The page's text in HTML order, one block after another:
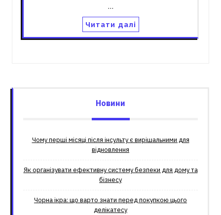
…
Читати далі
Новини
Чому перші місяці після інсульту є вирішальними для
відновлення
Як організувати ефективну систему безпеки для дому та
бізнесу
Чорна ікра: що варто знати перед покупкою цього
делікатесу